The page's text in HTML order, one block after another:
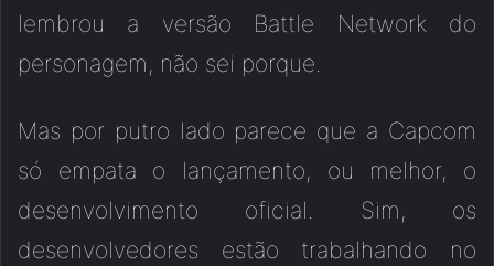
lembrou a versão Battle Network do
personagem, não sei porque.
Mas por putro lado parece que a Capcom
só empata o lançamento, ou melhor, o
desenvolvimento oficial. Sim, os
desenvolvedores estão trabalhando no